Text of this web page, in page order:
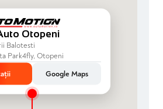
Otopeni
Balotesti
Park4fly, Otopeni
Google Maps